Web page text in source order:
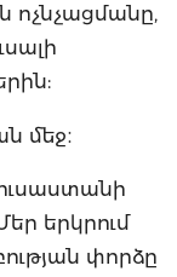
ոչնչացմանը,
մեջ։
երկրում
փորձը